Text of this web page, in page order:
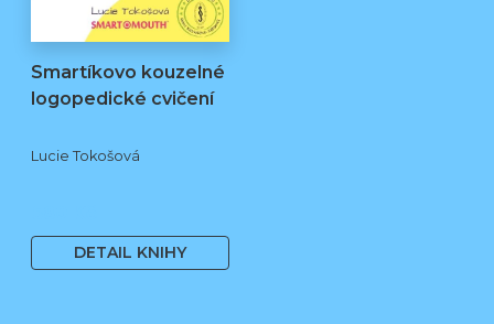
Smartíkovo kouzelné
logopedické cvičení
Lucie Tokošová
DETAIL KNIHY